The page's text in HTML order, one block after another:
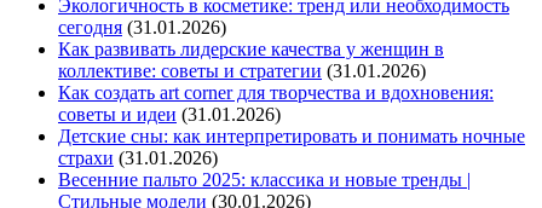
Экологичность в косметике: тренд или необходимость
сегодня (31.01.2026)
Как развивать лидерские качества у женщин в
коллективе: советы и стратегии (31.01.2026)
Как создать art corner для творчества и вдохновения:
советы и идеи (31.01.2026)
Детские сны: как интерпретировать и понимать ночные
страхи (31.01.2026)
Весенние пальто 2025: классика и новые тренды |
Стильные модели (30.01.2026)